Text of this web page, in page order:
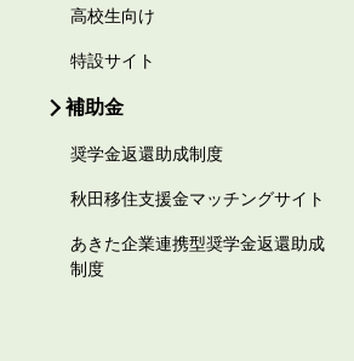
高校生向け
特設サイト
補助金
奨学金返還助成制度
秋田移住支援金マッチングサイト
あきた企業連携型奨学金返還助成
制度